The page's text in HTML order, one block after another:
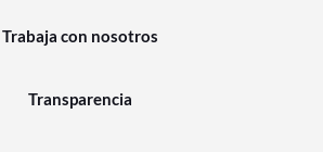
Trabaja con nosotros
Transparencia